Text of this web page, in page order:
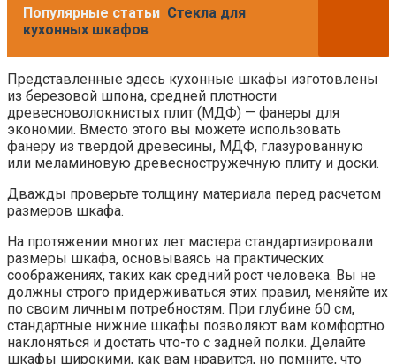
Популярные статьи Стекла для
кухонных шкафов
Представленные здесь кухонные шкафы изготовлены
из березовой шпона, средней плотности
древесноволокнистых плит (МДФ) — фанеры для
экономии. Вместо этого вы можете использовать
фанеру из твердой древесины, МДФ, глазурованную
или меламиновую древесностружечную плиту и доски.
Дважды проверьте толщину материала перед расчетом
размеров шкафа.
На протяжении многих лет мастера стандартизировали
размеры шкафа, основываясь на практических
соображениях, таких как средний рост человека. Вы не
должны строго придерживаться этих правил, меняйте их
по своим личным потребностям. При глубине 60 см,
стандартные нижние шкафы позволяют вам комфортно
наклоняться и достать что-то с задней полки. Делайте
шкафы широкими, как вам нравится, но помните, что